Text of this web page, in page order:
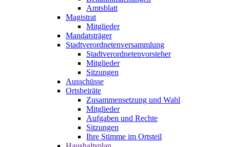
Amtsblatt
Magistrat
Mitglieder
Mandatsträger
Stadtverordnetenversammlung
Stadtverordnetenvorsteher
Mitglieder
Sitzungen
Ausschüsse
Ortsbeiräte
Zusammensetzung und Wahl
Mitglieder
Aufgaben und Rechte
Sitzungen
Ihre Stimme im Ortsteil